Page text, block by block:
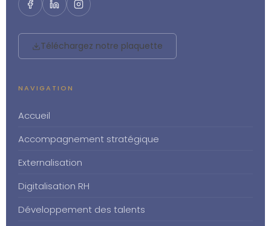
Téléchargez notre plaquette
NAVIGATION
Accueil
Accompagnement stratégique
Externalisation
Digitalisation RH
Développement des talents